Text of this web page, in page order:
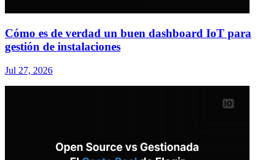
Cómo es de verdad un buen dashboard IoT para
gestión de instalaciones
Jul 27, 2026